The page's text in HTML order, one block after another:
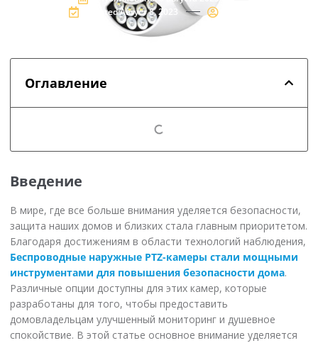
Updated:Август 8, 2023
Оглавление
Введение
В мире, где все больше внимания уделяется безопасности,
защита наших домов и близких стала главным приоритетом.
Благодаря достижениям в области технологий наблюдения,
Беспроводные наружные PTZ-камеры стали мощными
инструментами для повышения безопасности дома.
Различные опции доступны для этих камер, которые
разработаны для того, чтобы предоставить
домовладельцам улучшенный мониторинг и душевное
спокойствие. В этой статье основное внимание уделяется